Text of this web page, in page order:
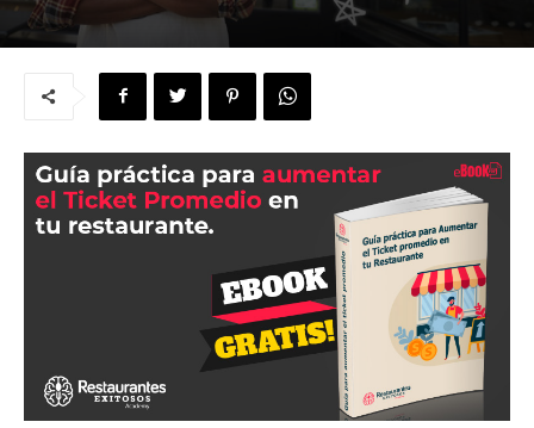
para
Restaurantes
|